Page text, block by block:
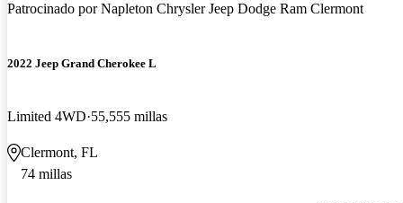
Patrocinado porNapleton Chrysler Jeep Dodge Ram Clermont
2022 Jeep Grand Cherokee L
Limited 4WD 55,555 millas
Clermont, FL
74 millas